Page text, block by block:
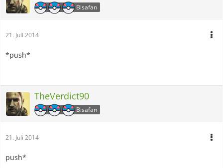
Bisafan
21. Juli 2014
*push*
TheVerdict90
Bisafan
21. Juli 2014
push*